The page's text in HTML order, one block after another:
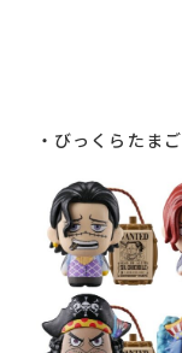
・ びっくらたま